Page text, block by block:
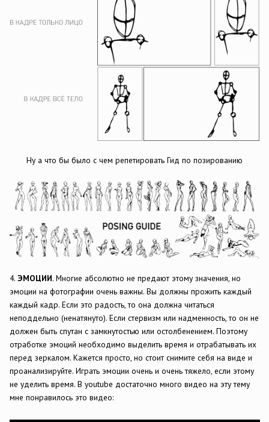
Ну а что бы было с чем репетировать Гид по позированию
4. ЭМОЦИИ. Многие абсолютно не предают этому значения, но
эмоции на фотографии очень важны. Вы должны прожить каждый
каждый кадр. Если это радость, то она должна читаться
неподдельно (ненатянуто). Если стервизм или надменность, то он не
должен быть спутан с замкнутостью или остолбенением. Поэтому
отработке эмоций необходимо выделить время и отрабатывать их
перед зеркалом. Кажется просто, но стоит снимите себя на виде и
проанализируйте. Играть эмоции очень и очень тяжело, если этому
не уделить время. В youtube достаточно много видео на эту тему
мне понравилось это видео: